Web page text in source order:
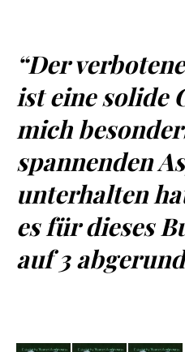
“Der
ist eine solide
mich
spannenden
unterhalten
es für dieses
auf 3